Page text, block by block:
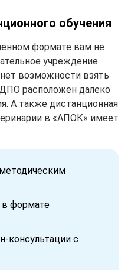
обучения
формате вам не
учреждение.
возможности взять
расположен далеко
А также дистанционная
в «АПОК» имеет
формате
консультации с